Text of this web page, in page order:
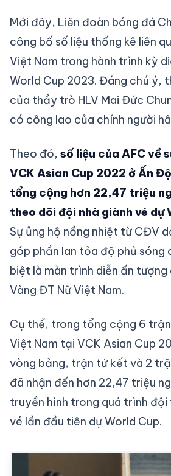
Mới đây, Liên đoàn bóng đá
công bố số liệu thống kê liên
Việt Nam trong hành trình kỳ
World Cup 2023. Đáng chú ý,
của thầy trò HLV Mai Đức
có công lao của chính người
Theo đó, số liệu của AFC về
VCK Asian Cup 2022 ở Ấn
tổng cộng hơn 22,47 triệu
theo dõi đội nhà giành vé dự
Sự ủng hộ nồng nhiệt từ CĐV
góp phần lan tỏa độ phủ sóng
biệt là màn trình diễn ấn
Vàng ĐT Nữ Việt Nam.
Cụ thể, trong tổng cộng 6
Việt Nam tại VCK Asian Cup
vòng bảng, trận tứ kết và 2
đã nhận đến hơn 22,47 triệu
truyền hình trong quá trình đội
vé lần đầu tiên dự World Cup.